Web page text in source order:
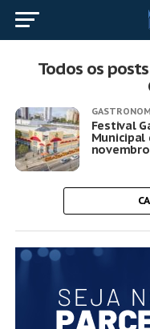
Todos os
Festival
Municipal
novembro